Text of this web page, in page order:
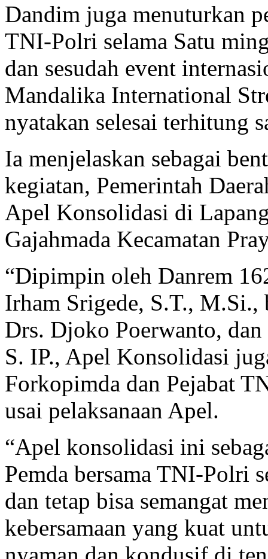
Dandim juga menuturkan
TNI-Polri selama Satu
dan sesudah event
Mandalika International
nyatakan selesai terhitung
Ia menjelaskan sebagai
kegiatan, Pemerintah
Apel Konsolidasi di
Gajahmada Kecamatan
“Dipimpin oleh Danrem
Irham Srigede, S.T.,
Drs. Djoko Poerwanto,
S. IP., Apel Konsolidasi
Forkopimda dan Pejabat
usai pelaksanaan Apel.
“Apel konsolidasi ini
Pemda bersama TNI-Polri
dan tetap bisa semangat
kebersamaan yang kuat